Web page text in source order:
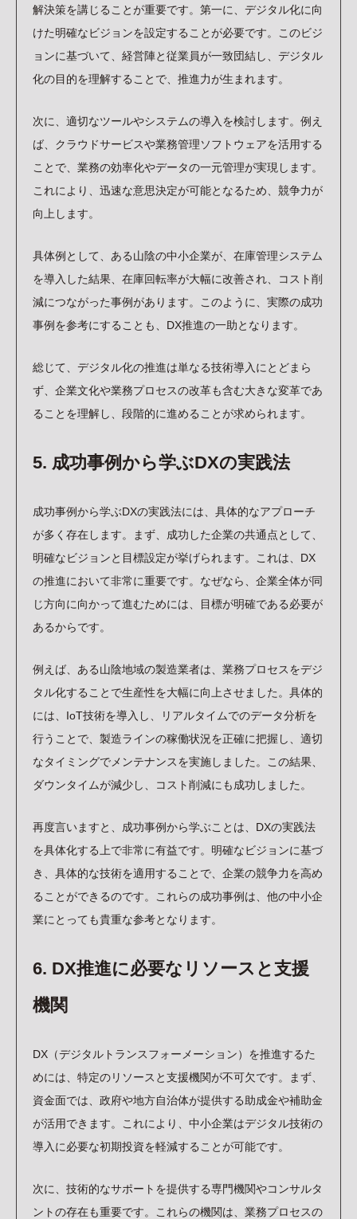
解決策を講じることが重要です。第一に、デジタル化に向
けた明確なビジョンを設定することが必要です。このビジ
ョンに基づいて、経営陣と従業員が一致団結し、デジタル
化の目的を理解することで、推進力が生まれます。
次に、適切なツールやシステムの導入を検討します。例え
ば、クラウドサービスや業務管理ソフトウェアを活用する
ことで、業務の効率化やデータの一元管理が実現します。
これにより、迅速な意思決定が可能となるため、競争力が
向上します。
具体例として、ある山陰の中小企業が、在庫管理システム
を導入した結果、在庫回転率が大幅に改善され、コスト削
減につながった事例があります。このように、実際の成功
事例を参考にすることも、DX推進の一助となります。
総じて、デジタル化の推進は単なる技術導入にとどまら
ず、企業文化や業務プロセスの改革も含む大きな変革であ
ることを理解し、段階的に進めることが求められます。
5. 成功事例から学ぶDXの実践法
成功事例から学ぶDXの実践法には、具体的なアプローチ
が多く存在します。まず、成功した企業の共通点として、
明確なビジョンと目標設定が挙げられます。これは、DX
の推進において非常に重要です。なぜなら、企業全体が同
じ方向に向かって進むためには、目標が明確である必要が
あるからです。
例えば、ある山陰地域の製造業者は、業務プロセスをデジ
タル化することで生産性を大幅に向上させました。具体的
には、IoT技術を導入し、リアルタイムでのデータ分析を
行うことで、製造ラインの稼働状況を正確に把握し、適切
なタイミングでメンテナンスを実施しました。この結果、
ダウンタイムが減少し、コスト削減にも成功しました。
再度言いますと、成功事例から学ぶことは、DXの実践法
を具体化する上で非常に有益です。明確なビジョンに基づ
き、具体的な技術を適用することで、企業の競争力を高め
ることができるのです。これらの成功事例は、他の中小企
業にとっても貴重な参考となります。
6. DX推進に必要なリソースと支援
機関
DX（デジタルトランスフォーメーション）を推進するた
めには、特定のリソースと支援機関が不可欠です。まず、
資金面では、政府や地方自治体が提供する助成金や補助金
が活用できます。これにより、中小企業はデジタル技術の
導入に必要な初期投資を軽減することが可能です。
次に、技術的なサポートを提供する専門機関やコンサルタ
ントの存在も重要です。これらの機関は、業務プロセスの